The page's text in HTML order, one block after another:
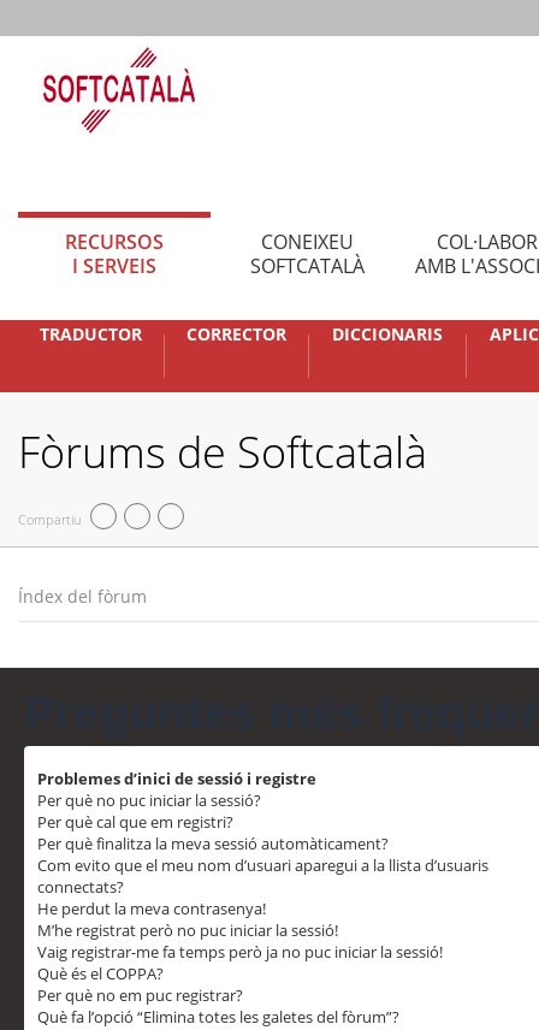
RECURSOS
I SERVEIS
CONEIXEU
SOFTCATALÀ
AMB
TRADUCTOR CORRECTOR DICCIONARIS
Fòrums de Softcatalà
Compartiu
Índex del fòrum
Problemes d’inici de sessió i registre
Per què no puc iniciar la sessió?
Per què cal que em registri?
Per què finalitza la meva sessió automàticament?
Com evito que el meu nom d’usuari aparegui a la llista d’usuaris
connectats?
He perdut la meva contrasenya!
M’he registrat però no puc iniciar la sessió!
Vaig registrar-me fa temps però ja no puc iniciar la sessió!
Què és el COPPA?
Per què no em puc registrar?
Què fa l’opció “Elimina totes les galetes del fòrum”?